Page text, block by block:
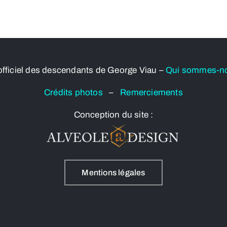
des descendants de George Viau – Qui sommes-
Crédits photos– Remerciements
Conception du site :
Mentions légales